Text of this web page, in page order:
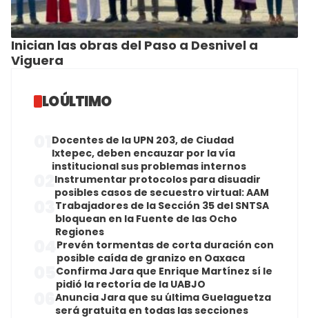
Inician las obras del Paso a Desnivel a
Viguera
LO ÚLTIMO
Docentes de la UPN 203, de Ciudad
Ixtepec, deben encauzar por la vía
institucional sus problemas internos
Instrumentar protocolos para disuadir
posibles casos de secuestro virtual: AAM
Trabajadores de la Sección 35 del SNTSA
bloquean en la Fuente de las Ocho
Regiones
Prevén tormentas de corta duración con
posible caída de granizo en Oaxaca
Confirma Jara que Enrique Martínez sí le
pidió la rectoría de la UABJO
Anuncia Jara que su última Guelaguetza
será gratuita en todas las secciones